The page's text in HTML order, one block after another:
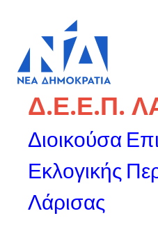
Δ.Ε.Ε.Π.
Διοικούσα
Εκλογικής
Λάρισας